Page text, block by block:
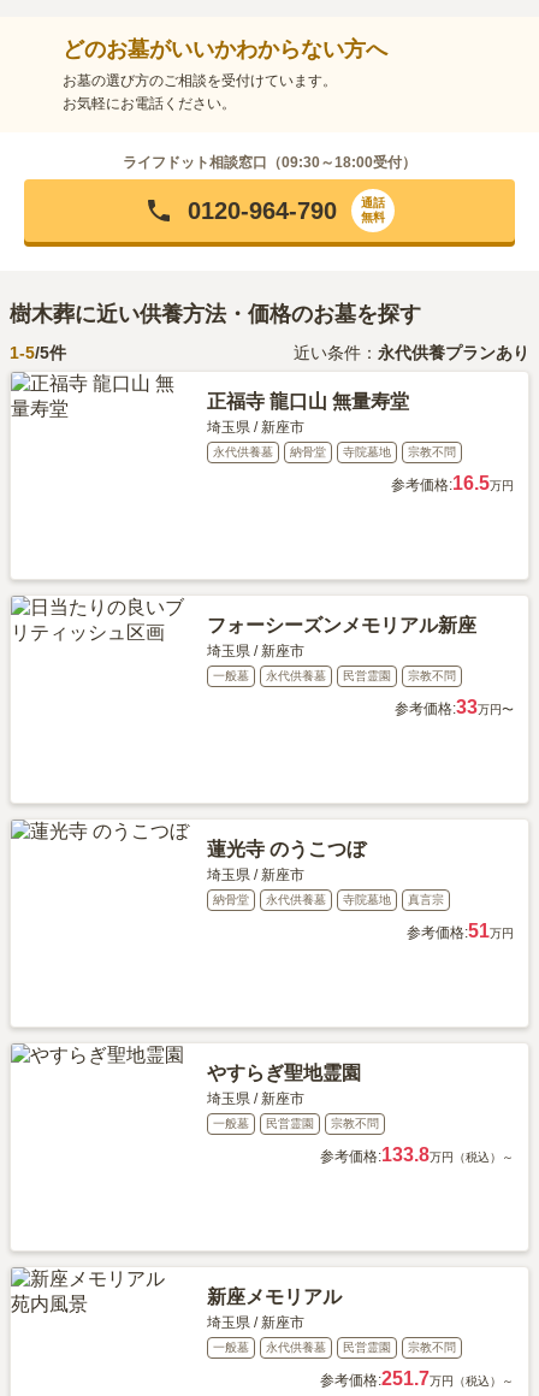
どのお墓がいいかわからない方へ
お墓の選び方のご相談を受付けています。
お気軽にお電話ください。
ライフドット相談窓口（09:30～18:00受付）
0120-964-790
通話
無料
樹木葬に近い供養方法・価格のお墓を探す
1-5/5件 近い条件： 永代供養プランあり
正福寺 龍口山 無量寿堂
埼玉県/新座市
永代供養墓 納骨堂 寺院墓地 宗教不問
参考価格:16.5万円
フォーシーズンメモリアル新座
埼玉県/新座市
一般墓 永代供養墓 民営霊園 宗教不問
参考価格:33万円〜
蓮光寺 のうこつぼ
埼玉県/新座市
納骨堂 永代供養墓 寺院墓地 真言宗
参考価格:51万円
やすらぎ聖地霊園
埼玉県/新座市
一般墓 民営霊園 宗教不問
参考価格:133.8万円（税込）～
新座メモリアル
埼玉県/新座市
一般墓 永代供養墓 民営霊園 宗教不問
参考価格:251.7万円（税込）～